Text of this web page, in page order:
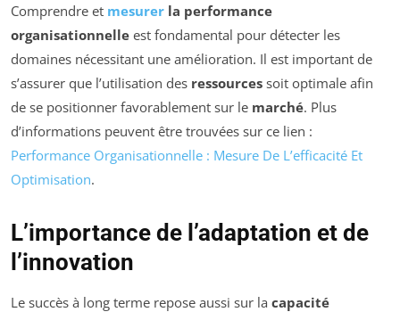
Comprendre et mesurer la performance
organisationnelle est fondamental pour détecter les
domaines nécessitant une amélioration. Il est important de
s’assurer que l’utilisation des ressources soit optimale afin
de se positionner favorablement sur le marché. Plus
d’informations peuvent être trouvées sur ce lien :
Performance Organisationnelle : Mesure De L’efficacité Et
Optimisation.
L’importance de l’adaptation et de
l’innovation
Le succès à long terme repose aussi sur la capacité